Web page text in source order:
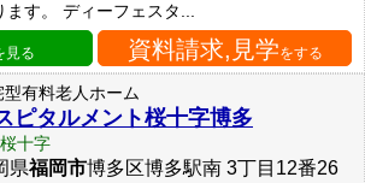
す。 ディーフェスタ...
見る 資料請求,見学をする
型有料老人ホーム
ピタルメント桜十字博多
十字
県福岡市博多区博多駅南 3丁目12番26